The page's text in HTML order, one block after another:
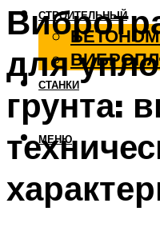
СТРОИТЕЛЬНЫЙ
СТАНКИ
МЕНЮ
для
грунта: